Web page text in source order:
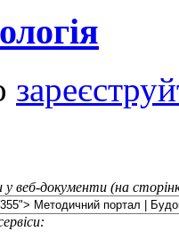
веб-документи (на